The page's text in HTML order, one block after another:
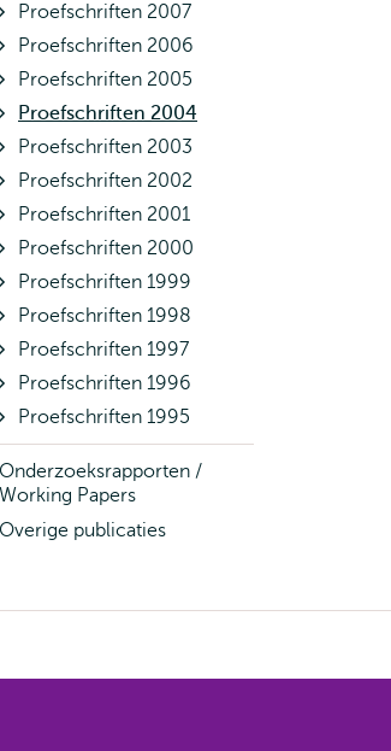
Proefschriften 2007
Proefschriften 2006
Proefschriften 2005
Proefschriften 2004
Proefschriften 2003
Proefschriften 2002
Proefschriften 2001
Proefschriften 2000
Proefschriften 1999
Proefschriften 1998
Proefschriften 1997
Proefschriften 1996
Proefschriften 1995
Onderzoeksrapporten /
Working Papers
Overige publicaties